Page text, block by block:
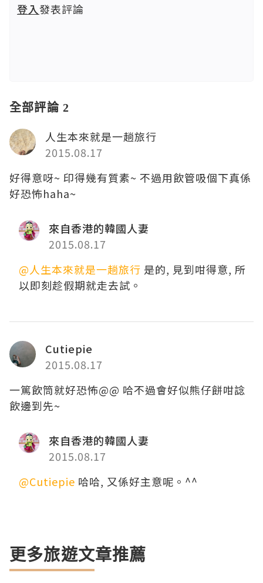
登入發表評論
全部評論 2
人生本來就是一趟旅行
2015.08.17
好得意呀~ 印得幾有質素~ 不過用飲管吸個下真係
好恐怖haha~
來自香港的韓國人妻
2015.08.17
@人生本來就是一趟旅行 是的, 見到咁得意, 所
以即刻趁假期就走去試。
Cutiepie
2015.08.17
一篤飲筒就好恐怖@@ 哈不過會好似熊仔餅咁諗
飲邊到先~
來自香港的韓國人妻
2015.08.17
@Cutiepie 哈哈, 又係好主意呢。^^
更多旅遊文章推薦